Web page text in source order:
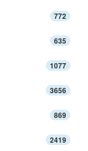
772
635
1077
3656
869
2419